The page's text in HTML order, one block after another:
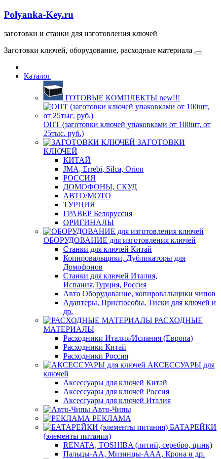
Polyanka-Key.ru
заготовки и станки для изготовления ключей
Заготовки ключей, оборудование, расходные материала
Каталог
ГОТОВЫЕ КОМПЛЕКТЫ new!!!
ОПТ (заготовки ключей упаковками от 100шт, от
25тыс. руб.)
ЗАГОТОВКИ
КЛЮЧЕЙ
КИТАЙ
JMA, Errebi, Silca, Orion
РОССИЯ
ДОМОФОНЫ, СКУД
ABTO/МОТО
ТУРЦИЯ
ГРАВЕР Белоруссия
ОРИГИНАЛЫ
ОБОРУДОВАНИЕ для изготовления ключей
Станки для ключей Китай
Копировальщики, Дубликаторы для
Домофонов
Станки для ключей Италия,
Испания,Турция, Россия
Авто Оборудование, копировальщики чипов
Адаптеры, Приспособы, Тиски для ключей и
др.
РАСХОДНЫЕ
МАТЕРИАЛЫ
Расходники Италия/Испания (Европа)
Расходники Китай
Расходники Россия
АКСЕССУАРЫ для
ключей
Аксессуары для ключей Китай
Аксессуары для ключей Россия
Аксессуары для ключей Италия
Авто-Чипы
РЕКЛАМА
БАТАРЕЙКИ
(элементы питания)
RENATA, TOSHIBA (литий, серебро, цинк)
Пальцы-АА, Мизинцы-ААА, Крона и др.